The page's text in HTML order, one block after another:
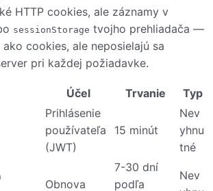
HTTP cookies, ale záznamy v
sessionStorage tvojho prehliadača —
cookies, ale neposielajú sa
pri každej požiadavke.
Účel Trvanie Typ
Prihlásenie
používateľa
(JWT)
15 minút
Nev
yhnu
tné
Obnova
7-30 dní
podľa
Nev